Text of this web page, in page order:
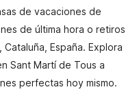
de vacaciones de
de última hora o retiros
España. Explora
Sant Martí de Tous a
perfectas hoy mismo.